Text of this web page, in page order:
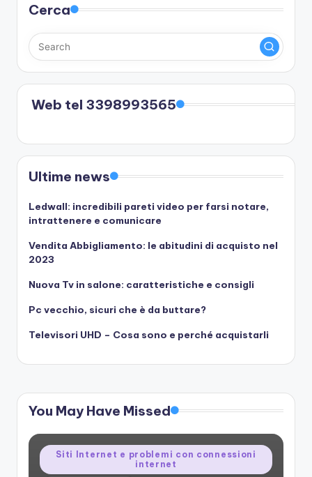
articoli
Cerca
Web tel 3398993565
Ultime news
Ledwall: incredibili pareti video per farsi notare,
intrattenere e comunicare
Vendita Abbigliamento: le abitudini di acquisto nel
2023
Nuova Tv in salone: caratteristiche e consigli
Pc vecchio, sicuri che è da buttare?
Televisori UHD – Cosa sono e perché acquistarli
You May Have Missed
Posted
in
Siti Internet e problemi con connessioni
internet